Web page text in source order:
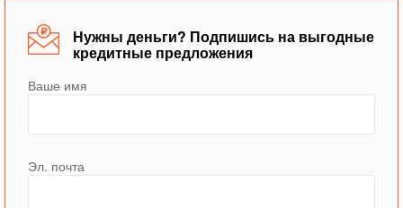
Нужны деньги? Подпишись на выгодные
кредитные предложения
Ваше имя
Эл. почта